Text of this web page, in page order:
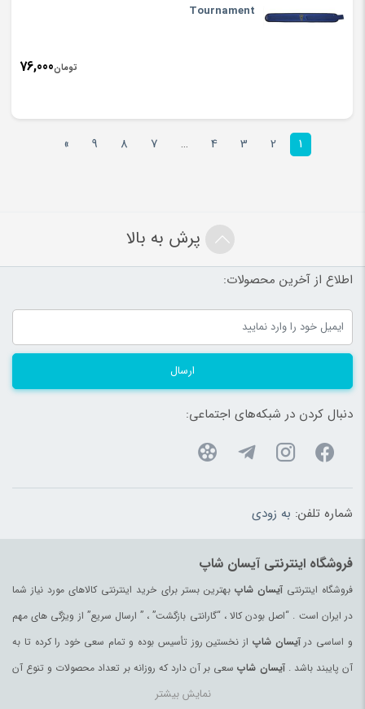
Tournament
تومان76,000
1
2
3
4
…
7
8
9
»
پرش به بالا
اطلاع از آخرین محصولات:
ارسال
دنبال کردن در شبکه‌های اجتماعی:
شماره تلفن: به زودی
فروشگاه اینترنتی آیسان شاپ
فروشگاه اینترنتیآیسان شاپبهترین بستر برای خرید اینترنتی کالاهای مورد نیاز شما
در ایران است . “اصل بودن کالا ، “گارانتی بازگشت” ، ” ارسال سریع” از ویژگی های مهم
و اساسی درآیسان شاپ از نخستین روز تأسیس بوده و تمام سعی خود را کرده تا به
آن پایبند باشد .آیسان شاپ سعی بر آن دارد که روزانه بر تعداد محصولات و تنوع آن
بیفزاید تا بتواند نیاز همه ی افراد با هر نوع سلیقه را در خرید محصولات اینترنتی مرتفع
نمایش بیشتر